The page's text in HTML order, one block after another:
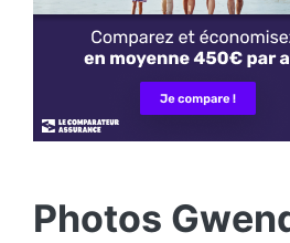
Photos